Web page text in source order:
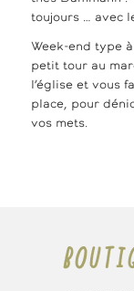
toujours … avec
Week-end type
petit tour au
l’église et vous
place, pour
vos mets.